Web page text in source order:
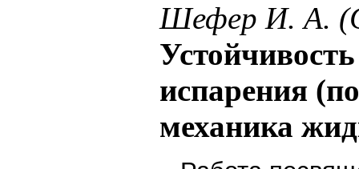
Шефер И. А.
испарения
механика